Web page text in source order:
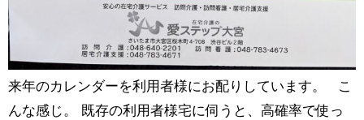
来年のカレンダーを利用者様にお配りしています。 こ
んな感じ。 既存の利用者様宅に伺うと、高確率で使っ